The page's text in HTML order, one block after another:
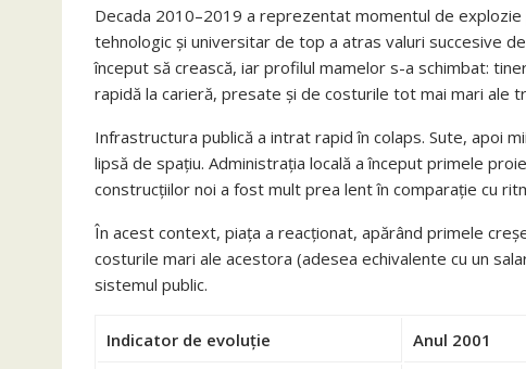
Decada 2010–2019 a reprezentat momentul de
tehnologic și universitar de top a atras valuri succesive
început să crească, iar profilul mamelor s-a schimbat:
rapidă la carieră, presate și de costurile tot mai mari ale
Infrastructura publică a intrat rapid în colaps. Sute, apoi
lipsă de spațiu. Administrația locală a început primele
construcțiilor noi a fost mult prea lent în comparație cu
În acest context, piața a reacționat, apărând primele
costurile mari ale acestora (adesea echivalente cu un
sistemul public.
Indicator de evoluție Anul 2001